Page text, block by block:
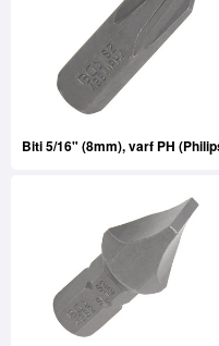
Biti 5/16" (8mm), varf PH